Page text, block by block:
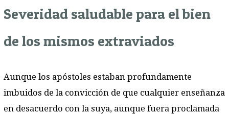
Severidad saludable para el bien
de los mismos extraviados
Aunque los apóstoles estaban profundamente
imbuidos de la convicción de que cualquier enseñanza
en desacuerdo con la suya, aunque fuera proclamada